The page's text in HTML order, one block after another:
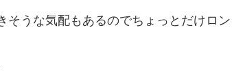
そうな気配もあるのでちょっとだけロン